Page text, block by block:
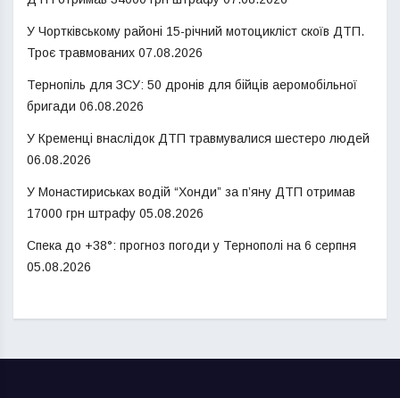
У Чортківському районі 15-річний мотоцикліст скоїв ДТП.
Троє травмованих 07.08.2026
Тернопіль для ЗСУ: 50 дронів для бійців аеромобільної
бригади 06.08.2026
У Кременці внаслідок ДТП травмувалися шестеро людей
06.08.2026
У Монастириськах водій “Хонди” за п’яну ДТП отримав
17000 грн штрафу 05.08.2026
Спека до +38°: прогноз погоди у Тернополі на 6 серпня
05.08.2026